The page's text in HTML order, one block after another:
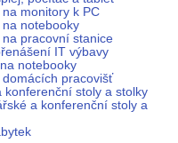
monitory k PC
na notebooky
na pracovní stanice
IT výbavy
notebooky
pracovišť
konferenční stoly a stolky
a konferenční stoly a